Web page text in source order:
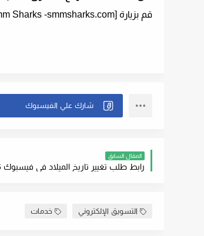
قم بزيارة [smmsharks.com
-
Sharks
المقال السابق
رابط طلب تغيير تاريخ الميلاد في فيسبوك 2026 (الطريقة الرسمية)
التسويق الإلكتروني خدمات